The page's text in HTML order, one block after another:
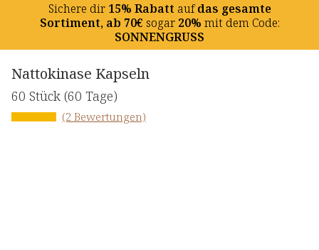
Sichere dir15% Rabatt aufdas gesamte
Sortiment, ab 70€ sogar20% mit dem Code:
SONNENGRUSS
Nattokinase Kapseln
60 Stück (60 Tage)
(2 Bewertungen)